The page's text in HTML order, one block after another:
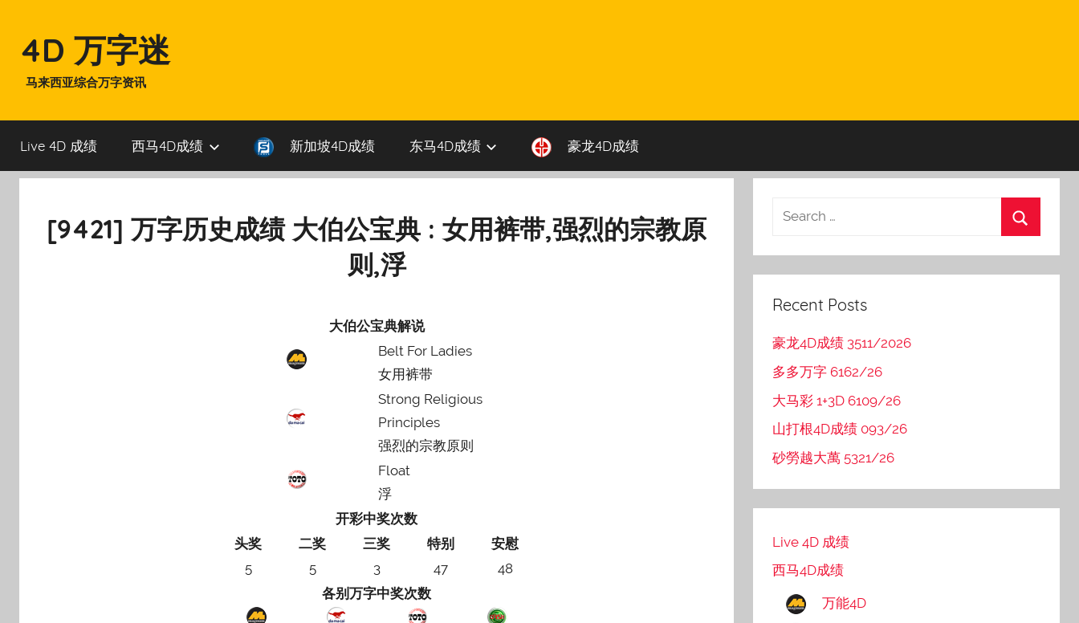
content4D 万字迷
马来西亚综合万字资讯
Live 4D 成绩 西马4D成绩 新加坡4D成绩 东马4D成绩 豪龙4D成绩
[9421] 万字历史成绩 大伯公宝典 : 女用裤带,强烈的宗教原
则,浮
大伯公宝典解说
Belt For Ladies
女用裤带
Strong Religious
Principles
强烈的宗教原则
Float
浮
开彩中奖次数
头奖
二奖 三奖 特别
安慰
5
5 3 47
48
各别万字中奖次数
Recent Posts
豪龙4D成绩 3511/2026
多多万字 6162/26
大马彩 1+3D 6109/26
山打根4D成绩 093/26
砂勞越大萬 5321/26
Live 4D 成绩
西马4D成绩
万能4D